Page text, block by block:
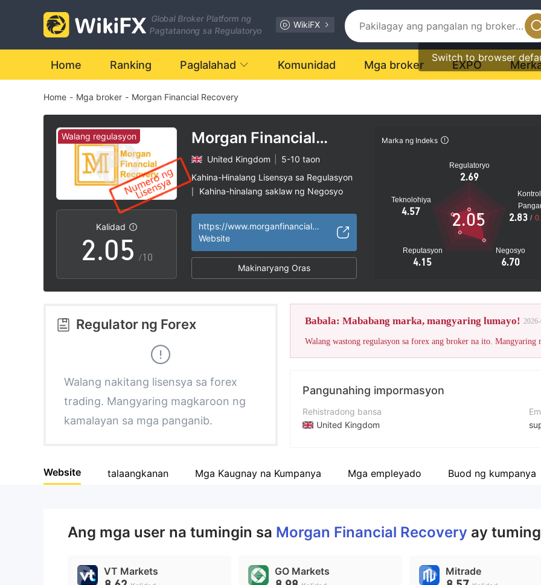
Global Broker Platform ng
Pagtatanong sa Regulatoryo
WikiFX
Switch to browser
Home Ranking Paglalahad Komunidad Mga broker EXPO
Home - Mga broker - Morgan Financial Recovery
Walang regulasyon
Kalidad
0
1
2
3
4
6
7
9
.0
1
2
4
5
6
8
9
0
1
2
3
4
5
6
7
9
/10
Morgan Financial
Recovery
United Kingdom
5-10 taon
Kahina-Hinalang Lisensya sa Regulasyon
Kahina-hinalang saklaw ng Negosyo
https://www.morganfinancialrecovery.com/
Website
Makinaryang Oras
Marka ng Indeks
Regulatoryo
2.69
Teknolohiya
4.57
Reputasyon
4.15
Negosyo
6.70
2.83 /
2.05
Regulator ng Forex
Walang nakitang lisensya sa forex
trading. Mangyaring magkaroon ng
kamalayan sa mga panganib.
Babala: Mababang marka, mangyaring lumayo!
Walang wastong regulasyon sa forex ang broker na ito. Mangyaring
Pangunahing impormasyon
Rehistradong bansa
United Kingdom
Kumpanya
Website talaangkanan Mga Kaugnay na Kumpanya Mga empleyado Buod ng kumpanya
Ang mga user na tumingin sa Morgan Financial Recovery ay
VT Markets GO Markets Mitrade